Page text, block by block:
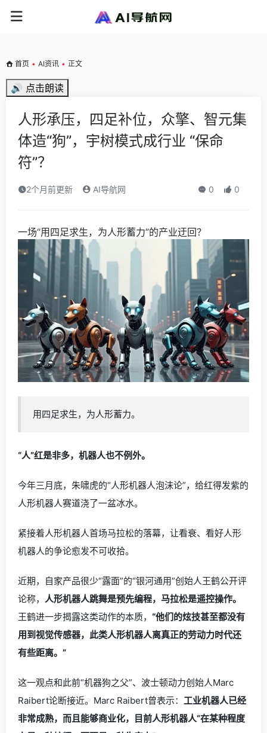
首页 • AI资讯 • 正文
🔊 点击朗读
人形承压，四足补位，众擎、智元集
体造“狗”，宇树模式成行业 “保命
符”？
2个月前更新 AI导航网 0 0
一场“用四足求生，为人形蓄力”的产业迂回？
用四足求生，为人形蓄力。
“人”红是非多，机器人也不例外。
今年三月底，朱啸虎的“人形机器人泡沫论”，给红得发紫的
人形机器人赛道浇了一盆冰水。
紧接着人形机器人首场马拉松的落幕，让看衰、看好人形
机器人的争论愈发不可收拾。
近期，自家产品很少“露面”的“银河通用”创始人王鹤公开评
论称， 人形机器人跳舞是预先编程，马拉松是遥控操作。
王鹤进一步揭露这类动作的本质， “他们的炫技甚至都没有
用到视觉传感器，此类人形机器人离真正的劳动力时代还
有些距离。”
这一观点和此前“机器狗之父”、波士顿动力创始人Marc
Raibert论断接近。Marc Raibert曾表示： 工业机器人已经
非常成熟，而且能够商业化，目前人形机器人“在某种程度